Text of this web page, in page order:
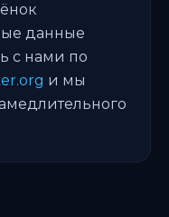
данные
с нами по
и мы